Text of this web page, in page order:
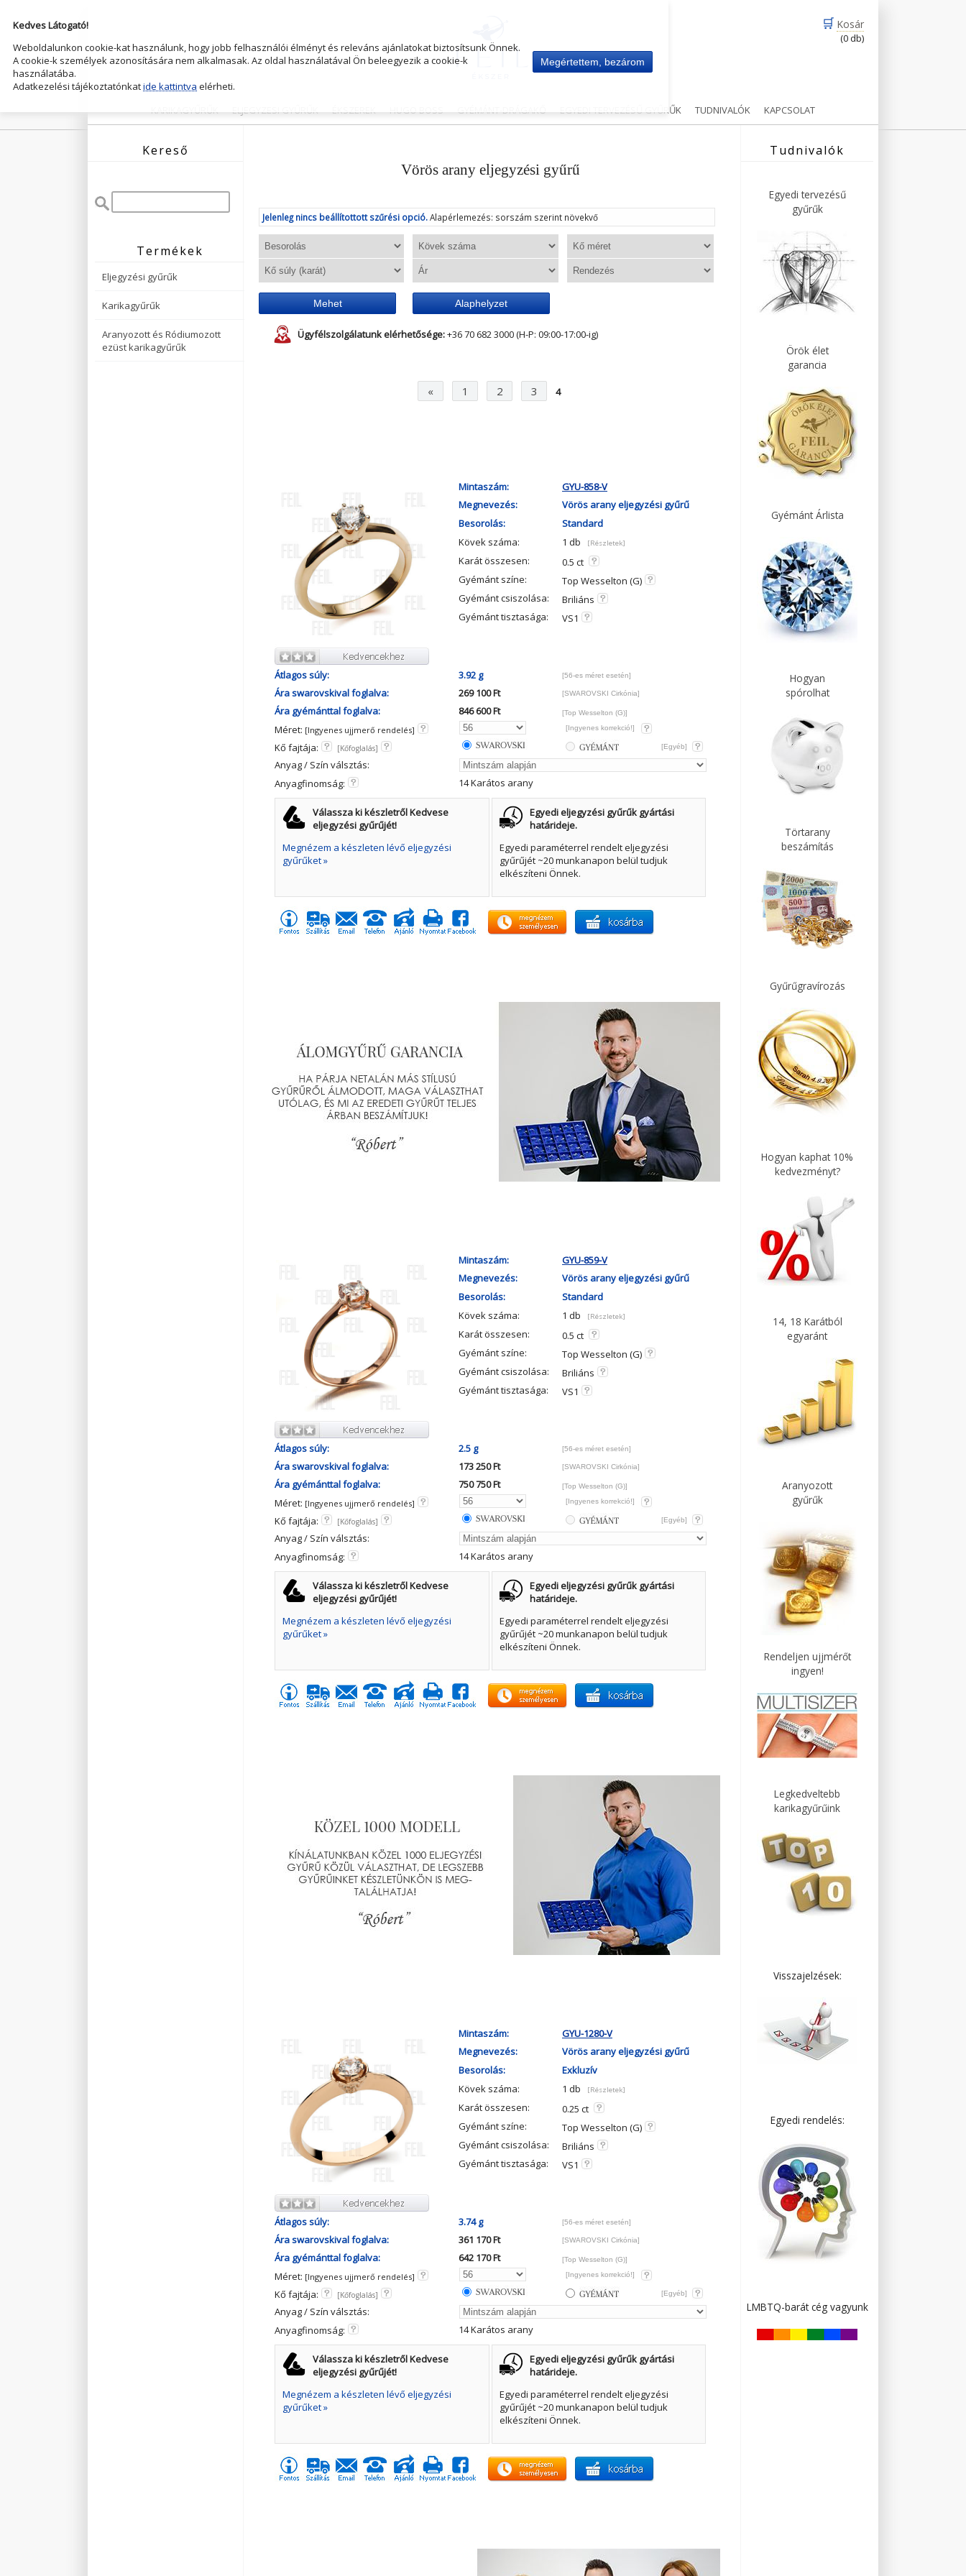
🛒 Kosár
(0 db)
KARIKAGYŰRŰK ELJEGYZESI GYŰRŰK ÉKSZEREK HUGO BOSS GYÉMÁNT-DRÁGAKŐ EGYEDI TERVEZÉSŰ GYŰRŰK TUDNIVALÓK KAPCSOLAT
Kereső
Termékek
Eljegyzési gyűrűk
Karikagyűrűk
Aranyozott és Ródiumozott
ezüst karikagyűrűk
Vörös arany eljegyzési gyűrű
Jelenleg nincs beállítottott szűrési opció.Alapérlemezés: sorszám szerint növekvő
Mehet Alaphelyzet
Ügyfélszolgálatunk elérhetősége:+36 70 682 3000 (H-P: 09:00-17:00-ig)
« 1 2 3 4
Mintaszám:
GYU-858-V
Megnevezés:
Vörös arany eljegyzési gyűrű
Besorolás:
Standard
Kövek száma:
1 db [Részletek]
Karát összesen:
0.5 ct
Gyémánt színe:
Top Wesselton (G)
Gyémánt csiszolása:
Briliáns
Gyémánt tisztasága:
VS1
Átlagos súly: 3.92 g [56-es méret esetén]
Ára swarovskival foglalva: 269 100 Ft [SWAROVSKI Cirkónia]
Ára gyémánttal foglalva: 846 600 Ft [Top Wesselton (G)]
Méret: [Ingyenes ujjmerő rendelés] [Ingyenes korrekció!]
Kő fajtája: [Kőfoglalás] [Egyéb]
Anyag / Szín válsztás:
Anyagfinomság:
14 Karátos arany
Válassza ki készletről Kedvese
eljegyzési gyűrűjét!
Megnézem a készleten lévő eljegyzési
gyűrűket »
Egyedi eljegyzési gyűrűk gyártási
határideje.
Egyedi paraméterrel rendelt eljegyzési
gyűrűjét ~20 munkanapon belül tudjuk
elkészíteni Önnek.
Mintaszám:
GYU-859-V
Megnevezés:
Vörös arany eljegyzési gyűrű
Besorolás:
Standard
Kövek száma:
1 db [Részletek]
Karát összesen:
0.5 ct
Gyémánt színe:
Top Wesselton (G)
Gyémánt csiszolása:
Briliáns
Gyémánt tisztasága:
VS1
Átlagos súly: 2.5 g [56-es méret esetén]
Ára swarovskival foglalva: 173 250 Ft [SWAROVSKI Cirkónia]
Ára gyémánttal foglalva: 750 750 Ft [Top Wesselton (G)]
Méret: [Ingyenes ujjmerő rendelés] [Ingyenes korrekció!]
Kő fajtája: [Kőfoglalás] [Egyéb]
Anyag / Szín válsztás:
Anyagfinomság:
14 Karátos arany
Válassza ki készletről Kedvese
eljegyzési gyűrűjét!
Megnézem a készleten lévő eljegyzési
gyűrűket »
Egyedi eljegyzési gyűrűk gyártási
határideje.
Egyedi paraméterrel rendelt eljegyzési
gyűrűjét ~20 munkanapon belül tudjuk
elkészíteni Önnek.
Mintaszám:
GYU-1280-V
Megnevezés:
Vörös arany eljegyzési gyűrű
Besorolás:
Exkluzív
Kövek száma:
1 db [Részletek]
Karát összesen:
0.25 ct
Gyémánt színe:
Top Wesselton (G)
Gyémánt csiszolása:
Briliáns
Gyémánt tisztasága:
VS1
Átlagos súly: 3.74 g [56-es méret esetén]
Ára swarovskival foglalva: 361 170 Ft [SWAROVSKI Cirkónia]
Ára gyémánttal foglalva: 642 170 Ft [Top Wesselton (G)]
Méret: [Ingyenes ujjmerő rendelés] [Ingyenes korrekció!]
Kő fajtája: [Kőfoglalás] [Egyéb]
Anyag / Szín válsztás:
Anyagfinomság:
14 Karátos arany
Válassza ki készletről Kedvese
eljegyzési gyűrűjét!
Megnézem a készleten lévő eljegyzési
gyűrűket »
Egyedi eljegyzési gyűrűk gyártási
határideje.
Egyedi paraméterrel rendelt eljegyzési
gyűrűjét ~20 munkanapon belül tudjuk
elkészíteni Önnek.
Tudnivalók
Egyedi tervezésű
gyűrűk
Örök élet
garancia
Gyémánt Árlista
Hogyan
spórolhat
Törtarany
beszámítás
Gyűrűgravírozás
Hogyan kaphat 10%
kedvezményt?
14, 18 Karátból
egyaránt
Aranyozott
gyűrűk
Rendeljen ujjmérőt
ingyen!
Legkedveltebb
karikagyűrűink
Visszajelzések:
Egyedi rendelés:
LMBTQ-barát cég vagyunk
Kedves Látogató!
Weboldalunkon cookie-kat használunk, hogy jobb felhasználói élményt és releváns ajánlatokat biztosítsunk Önnek.
A cookie-k személyek azonosítására nem alkalmasak. Az oldal használatával Ön beleegyezik a cookie-k
használatába.
Adatkezelési tájékoztatónkatide kattintva elérheti.
Megértettem, bezárom